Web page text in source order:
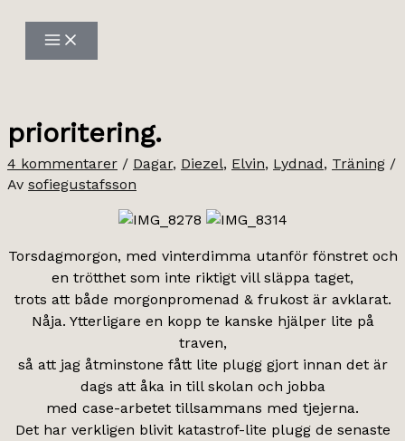
innehåll
prioritering.
4 kommentarer / Dagar, Diezel, Elvin, Lydnad, Träning /
Av sofiegustafsson
Torsdagmorgon, med vinterdimma utanför fönstret och
en trötthet som inte riktigt vill släppa taget,
trots att både morgonpromenad & frukost är avklarat.
Nåja. Ytterligare en kopp te kanske hjälper lite på
traven,
så att jag åtminstone fått lite plugg gjort innan det är
dags att åka in till skolan och jobba
med case-arbetet tillsammans med tjejerna.
Det har verkligen blivit katastrof-lite plugg de senaste